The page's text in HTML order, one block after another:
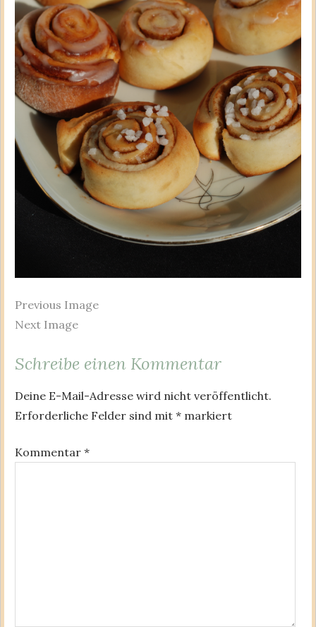
Previous Image
Next Image
Schreibe einen Kommentar
Deine E-Mail-Adresse wird nicht veröffentlicht.
Erforderliche Felder sind mit * markiert
Kommentar *